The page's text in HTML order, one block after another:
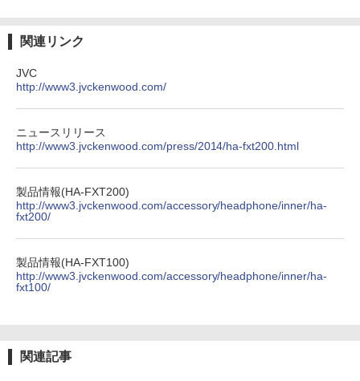
関連リンク
JVC
http://www3.jvckenwood.com/
ニュースリリース
http://www3.jvckenwood.com/press/2014/ha-fxt200.html
製品情報(HA-FXT200)
http://www3.jvckenwood.com/accessory/headphone/inner/ha-
fxt200/
製品情報(HA-FXT100)
http://www3.jvckenwood.com/accessory/headphone/inner/ha-
fxt100/
関連記事